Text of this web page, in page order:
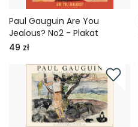
Paul Gauguin Are You
Jealous? No2 - Plakat
49 zł